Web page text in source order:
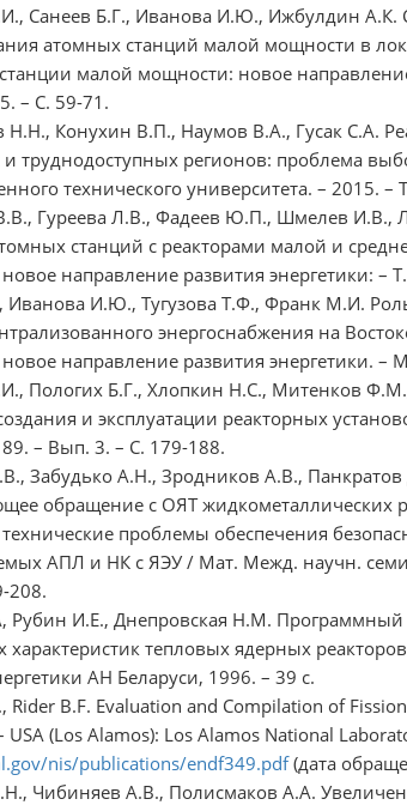
Санеев Б.Г., Иванова И.Ю., Ижбулдин А.К.
атомных станций малой мощности в
малой мощности: новое
– С. 59-71.
Конухин В.П., Наумов В.А., Гусак С.А.
труднодоступных регионов: проблема
технического университета. – 2015.
Гуреева Л.В., Фадеев Ю.П., Шмелев И.В.,
станций с реакторами малой и
направление развития энергетики: –
Иванова И.Ю., Тугузова Т.Ф., Франк М.И.
энергоснабжения на
направление развития энергетики. –
Пологих Б.Г., Хлопкин Н.С., Митенков
и эксплуатации реакторных
– Вып. 3. – С. 179-188.
Забудько А.Н., Зродников А.В.,
обращение с ОЯТ жидкометаллических
проблемы обеспечения
АПЛ и НК с ЯЭУ / Мат. Межд. научн.
208.
Рубин И.Е., Днепровская Н.М. Программный
характеристик тепловых ядерных
АН Беларуси, 1996. – 39 с.
Rider B.F. Evaluation and Compilation of
USA (Los Alamos): Los Alamos National
nis/publications/endf349.pdf(дата
Чибиняев А.В., Полисмаков А.А.